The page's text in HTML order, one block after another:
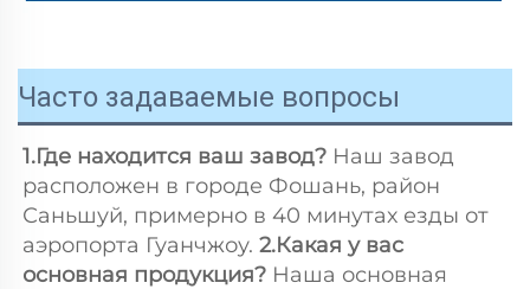
Часто задаваемые вопросы
1.Где находится ваш завод? Наш завод
расположен в городе Фошань, район
Саньшуй, примерно в 40 минутах езды от
аэропорта Гуанчжоу. 2.Какая у вас
основная продукция? Наша основная